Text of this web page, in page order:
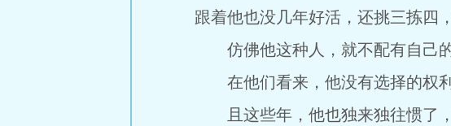
跟着他也没几年好活，还挑三拣四
仿佛他这种人，就不配有自己的
在他们看来，他没有选择的权利
且这些年，他也独来独往惯了，